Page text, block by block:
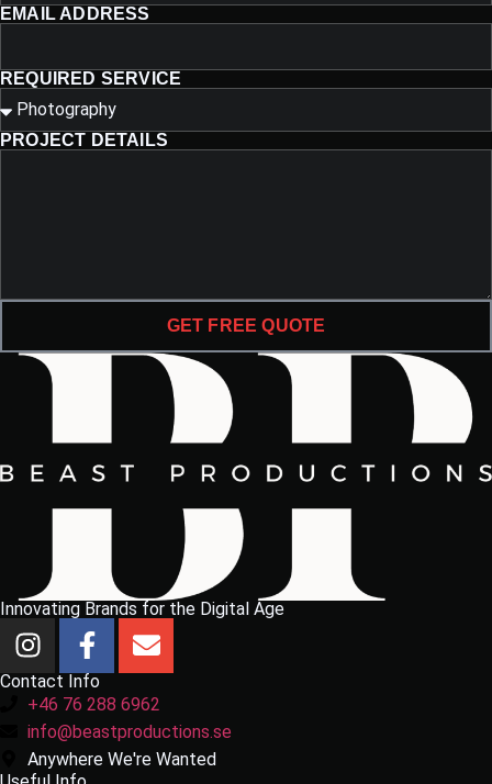
EMAIL ADDRESS
REQUIRED SERVICE
PROJECT DETAILS
GET FREE QUOTE
Innovating Brands for the Digital Age
Contact Info
+46 76 288 6962
info@beastproductions.se
Anywhere We're Wanted